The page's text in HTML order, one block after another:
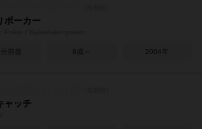
ポーカー
分前後 8歳～ 2004年
ャッチ